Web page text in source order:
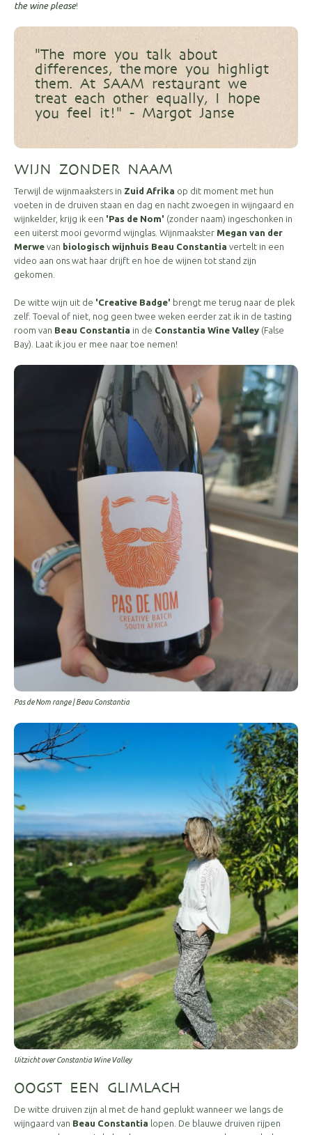
the wine please!
"The more you talk about
differences, the more you highligt
them. At SAAM restaurant we
treat each other equally, I hope
you feel it!" - Margot Janse
WIJN ZONDER NAAM
Terwijl de wijnmaaksters in Zuid Afrika op dit moment met hun
voeten in de druiven staan en dag en nacht zwoegen in wijngaard en
wijnkelder, krijg ik een 'Pas de Nom' (zonder naam) ingeschonken in
een uiterst mooi gevormd wijnglas. Wijnmaakster Megan van der
Merwe van biologisch wijnhuis Beau Constantia vertelt in een
video aan ons wat haar drijft en hoe de wijnen tot stand zijn
gekomen.
De witte wijn uit de 'Creative Badge' brengt me terug naar de plek
zelf. Toeval of niet, nog geen twee weken eerder zat ik in de tasting
room van Beau Constantia in de Constantia Wine Valley (False
Bay). Laat ik jou er mee naar toe nemen!
Pas de Nom range | Beau Constantia
Uitzicht over Constantia Wine Valley
OOGST EEN GLIMLACH
De witte druiven zijn al met de hand geplukt wanneer we langs de
wijngaard van Beau Constantia lopen. De blauwe druiven rijpen